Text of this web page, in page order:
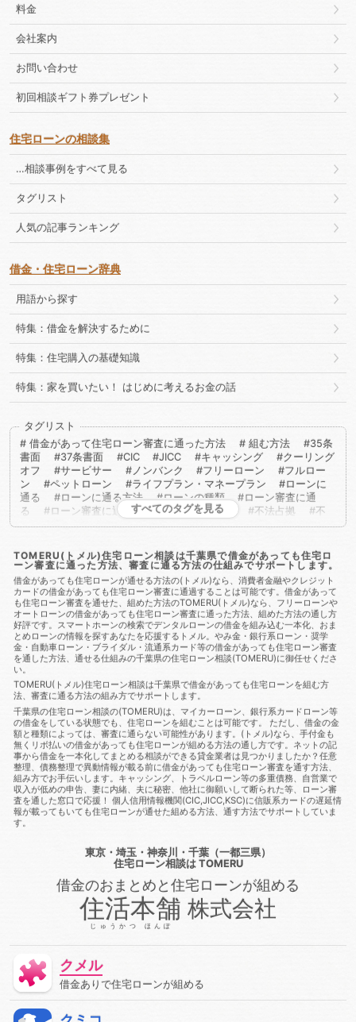
料金
会社案内
お問い合わせ
初回相談ギフト券プレゼント
住宅ローンの相談集
…相談事例をすべて見る
タグリスト
人気の記事ランキング
借金・住宅ローン辞典
用語から探す
特集：借金を解決するために
特集：住宅購入の基礎知識
特集：家を買いたい！ はじめに考えるお金の話
タグリスト
借金があって住宅ローン審査に通った方法
組む方法
35条
書面
37条書面 CIC JICC キャッシング
クーリング
オフ
サービサー ノンバンク フリーローン
フルロー
ン
ペットローン ライフプラン・マネープラン
ローンに
通る
ローンに通る方法 ローンの種類
ローン審査に通
る
ローン審査に通る方法 不動産取得税 不法占拠
不
法行為
二重譲渡 介護保険 代物弁済 代理人
代襲相
域
住宅ローン 住宅ローンに通る
住宅ローンに通る方
法
住宅ローンを組む 住宅ローン商品
住宅ローン審査
住宅ローン審査に通る
住宅ローン審査に通る方法
住宅ロー
ン相談
住宅購入 使用者責任 使用貸借 保佐人
個人
信用情報
個人民事再生 借地借家法 借地権 借金
借
金あってもローンに通る
借金あってもローンに通る方法
借
金あってもローン審査に通る
借金あってもローン審査に通る方
法
借金あっても住宅ローンに通る
借金あっても住宅ローン
に通る方法
借金あっても住宅ローン審査に通る
借金あって
も住宅ローン審査に通る方法
金あっても審査に通る
借金あっても審査に通る方法
借金あ
っても通る
借金あっても通る方法
通る
借金があってもローンに通る方法
借金があってもロー
ン審査に通る
借金があってもローン審査に通る方法
借金が
あっても住宅ローンに通る
借金があっても住宅ローンに通る方
法
借金があっても住宅ローン審査に通る
借金があっても住
宅ローン審査に通る方法
借金があっても住宅ローン審査に通る
方法
借金があっても住宅ローン審査に通過することは可能
借金があっても審査に通る
借金があっても審査に通る
借金
があっても審査に通る方法
借金があっても組む方法
借金が
あっても通る
借金があってローン審査に通る方法
借金があって住宅ロ
借金があって住宅ローンに通る方法
て住宅ローン審査に通る
借金があって住宅ローン審査に通る方
借金があって審査に通る
借金があって審査に通る方法
借金があって通る
停止条件 健康保険
催告の抗弁権
債務不履行 債務者 債権 債権者
債権者主義
先取特権 入札
書遺言
公示価格 公証人 公証役場 共有
内容証明郵
再生 再調達価額
利率
制度
厚生年金保険
原価法 原状回復義務
収益還元法
取引 取引事例比較法 取消権 取締役
合
意解除
すべてのタグを見る
TOMERU(トメル)住宅ローン相談は千葉県で借金があっても住宅ロ
ーン審査に通った方法、審査に通る方法の仕組みでサポートします。
借金があっても住宅ローンが通せる方法の(トメル)なら、消費者金融やクレジット
カードの借金があっても住宅ローン審査に通過することは可能です。借金があって
も住宅ローン審査を通せた、組めた方法のTOMERU(トメル)なら、フリーローンや
オートローンの借金があっても住宅ローン審査に通った方法、組めた方法の通し方
好評です。スマートホーンの検索でデンタルローンの借金を組み込む一本化、おま
とめローンの情報を探すあなたを応援するトメル。やみ金・銀行系ローン・奨学
金・自動車ローン・ブライダル・流通系カード等の借金があっても住宅ローン審査
を通した方法、通せる仕組みの千葉県の住宅ローン相談(TOMERU)に御任せくださ
い。
TOMERU(トメル)住宅ローン相談は千葉県で借金があっても住宅ローンを組む方
法、審査に通る方法の組み方でサポートします。
千葉県の住宅ローン相談の(TOMERU)は、マイカーローン、銀行系カードローン等
の借金をしている状態でも、住宅ローンを組むことは可能です。 ただし、借金の金
額と種類によっては、審査に通らない可能性があります。(トメル)なら、手付金も
無くリボ払いの借金があっても住宅ローンが組める方法の通し方です。ネットの記
事から借金を一本化してまとめる相談ができる貸金業者は見つかりましたか？任意
整理、債務整理で異動情報が載る前に借金があっても住宅ローン審査を通す方法、
組み方でお手伝いします。キャッシング、トラベルローン等の多重債務、自営業で
収入が低めの申告、妻に内緒、夫に秘密、他社に御願いして断られた等、ローン審
査を通した窓口で応援！ 個人信用情報機関(CIC,JICC,KSC)に信販系カードの遅延情
報が載ってもいても住宅ローンが通せた組める方法、通す方法でサポートしていま
す。
東京・埼玉・神奈川・千葉（一都三県）
住宅ローン相談は TOMERU
借金のおまとめと住宅ローンが組める
住活本舗
じゅうかつ ほんぽ
株式会社
クメル
借金ありで住宅ローンが組める